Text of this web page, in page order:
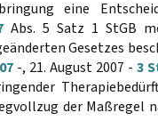
eine
Abs. 5 Satz 1 StGB
Gesetzes
-, 21. August 2007 -3
der Maßregel